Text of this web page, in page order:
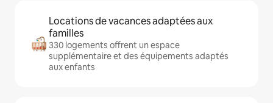
Locations de vacances adaptées aux
familles
330 logements offrent un espace
supplémentaire et des équipements adaptés
aux enfants